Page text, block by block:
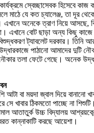
স্বেচ্ছাসেবক হিসেবে কাজ
মাঠে যে কত চ্যালেঞ্জ, তা দূর
এখানে অনেকে ত্রাণ নিয়ে আসছে,
এখানে বোট ছাড়া অন্য কিছু
ট্যাবলেট দরকার। তিনি
পাঠানো আমাদের দুটি
তলা ফেটে গেছে। অনেক
আটা বা ময়দা জ্বাল দিয়ে বানানো
খাবার ঠিকমতো পাচ্ছে না
আতাতুর্ক উচ্চ বিদ্যালয়
কান্নাকাটি করছে আয়েশা।